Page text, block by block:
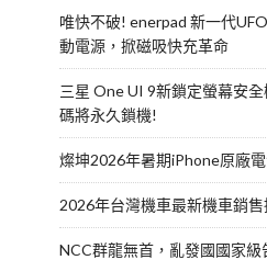
唯快不破! enerpad 新一代
動電源，掀磁吸快充革命
三星 One UI 9新鎖定螢幕安
碼將永久鎖機!
燦坤2026年暑期iPhone原廠
2026年台灣機車最新機車銷
NCC群龍無首，亂發國國家級